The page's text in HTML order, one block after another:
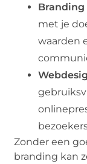
Branding
met je
waarden
Zonder een
branding kan